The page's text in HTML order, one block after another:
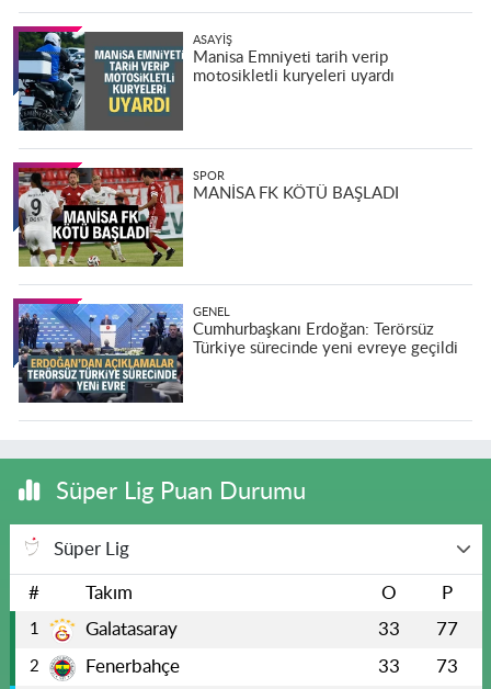
ASAYIŞ
Manisa Emniyeti tarih verip
motosikletli kuryeleri uyardı
SPOR
MANİSA FK KÖTÜ BAŞLADI
GENEL
Cumhurbaşkanı Erdoğan: Terörsüz
Türkiye sürecinde yeni evreye geçildi
Süper Lig Puan Durumu
Süper Lig
# Takım O P
1 Galatasaray 33 77
2 Fenerbahçe 33 73